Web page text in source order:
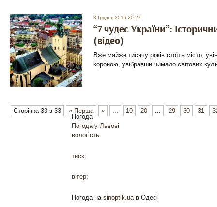
3 Грудня 2016 20:27
“7 чудес України”:
(відео)
Вже майже тисячу років стоїть місто,
короною, увібравши чимало світових
Сторінка 33 з 33 « Перша « ... 10 20 ... 29 30 31
Погода
Погода у Львові
вологість:
тиск:
вітер:
Погода на sinoptik.uaв Одесі